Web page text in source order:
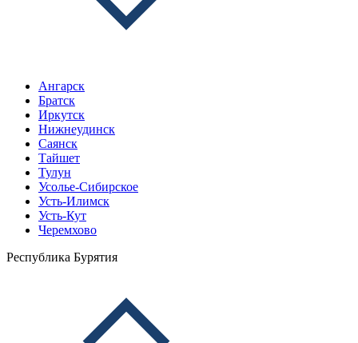
Ангарск
Братск
Иркутск
Нижнеудинск
Саянск
Тайшет
Тулун
Усолье-Сибирское
Усть-Илимск
Усть-Кут
Черемхово
Республика Бурятия